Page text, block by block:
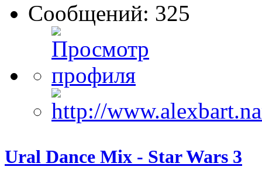
Сообщений: 325
Ural Dance Mix - Star Wars 3